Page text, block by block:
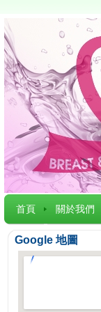
首頁 關於我們
Google 地圖